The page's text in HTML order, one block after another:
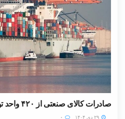
صادرات کالای صنعتی از ۴۲۰ واحد تولیدی البرز